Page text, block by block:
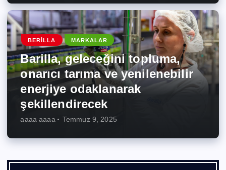
BERILLA MARKALAR
Barilla, geleceğini topluma,
onarıcı tarıma ve yenilenebilir
enerjiye odaklanarak
şekillendirecek
aaaa aaaa Temmuz 9, 2025